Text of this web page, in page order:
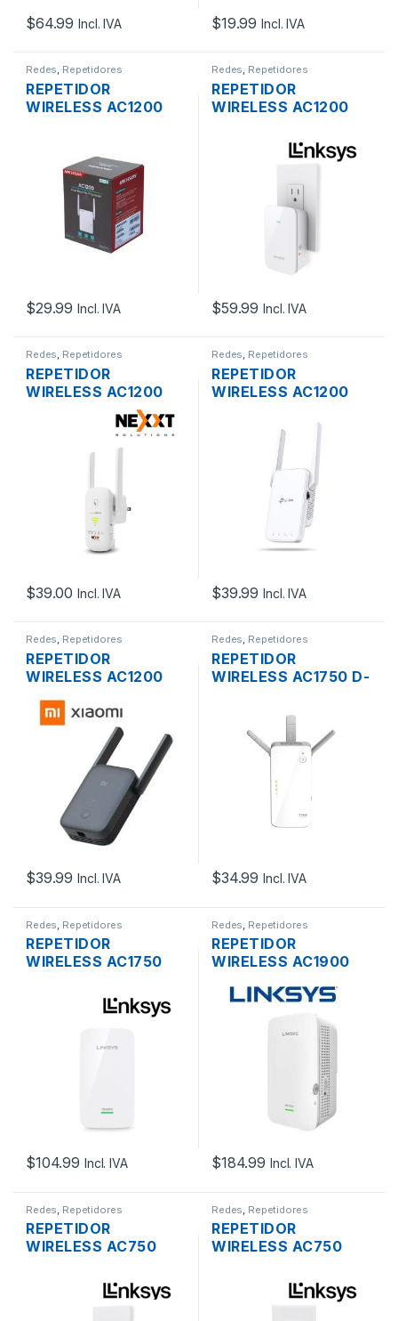
$64.99 Incl. IVA $19.99 Incl. IVA
Redes, Repetidores
REPETIDOR
WIRELESS AC1200
BAND DOS ANTENAS
PLUG PARED
$29.99 Incl. IVA
Redes, Repetidores
REPETIDOR
WIRELESS AC1200
DUAL BAND GIGABIT
PLUG PARED
$59.99 Incl. IVA
Redes, Repetidores
REPETIDOR
WIRELESS AC1200
NEXXT KRONOS
DUAL BAND DOS
ANTENAS PLUG
$39.00 Incl. IVA
Redes, Repetidores
REPETIDOR
WIRELESS AC1200
BAND DOS ANTENAS
PLUG PARED
$39.99 Incl. IVA
Redes, Repetidores
REPETIDOR
WIRELESS AC1200
XIAOMI RA75 DUAL
BAND DOS ANTENAS
PLUG PARED
$39.99 Incl. IVA
Redes, Repetidores
REPETIDOR
WIRELESS AC1750 D-
BAND 1750 MBPS
PLUG PARED BULK
$34.99 Incl. IVA
Redes Repetidores
REPETIDOR
WIRELESS AC1750
DUAL BAND DOS
ANTENAS GIGABIT
$104.99 Incl. IVA
Redes Repetidores
REPETIDOR
WIRELESS AC1900
DUAL BAND DOS
ANTENAS 1 PUERTOS
$184.99 Incl. IVA
Redes Repetidores
REPETIDOR
WIRELESS AC750
DUAL BAND GIGABIT
PLUG PARED
Redes Repetidores
REPETIDOR
WIRELESS AC750
DUAL BAND DOS
ANTENAS GIGABIT